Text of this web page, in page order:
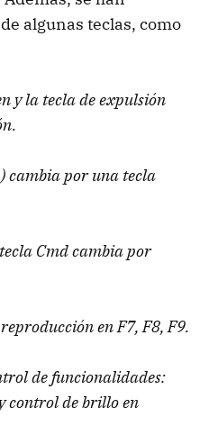
algunas teclas, como
y la tecla de expulsión
) cambia por una tecla
Cmdcambia por
reproducción enF7, F8, F9.
de funcionalidades:
control de brillo en